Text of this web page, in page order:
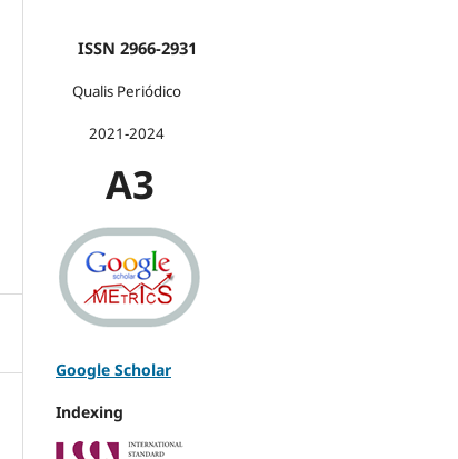
ISSN 2966-2931
Qualis Periódico
2021-2024
A3
Google Scholar
Indexing